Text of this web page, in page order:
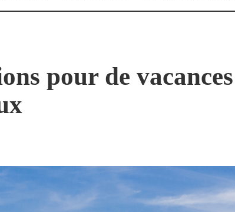
pour de vacances